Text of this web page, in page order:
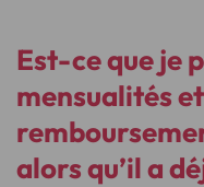
Est-ce que je
mensualités
alors qu’il a